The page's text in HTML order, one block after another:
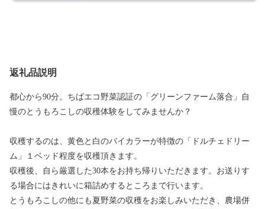
返礼品説明
都心から90分。ちばエコ野菜認証の「グリーンファーム落合」自
慢のとうもろこしの収穫体験をしてみませんか？
収穫するのは、黄色と白のバイカラーが特徴の「ドルチェドリー
ム」１ベッド程度を収穫頂きます。
収穫後、自ら厳選した30本をお持ち帰りいただきます。お送りす
る場合にはきれいに箱詰めするところまで行います。
とうもろこしの他にも夏野菜の収穫をお楽しみいただき、農場併